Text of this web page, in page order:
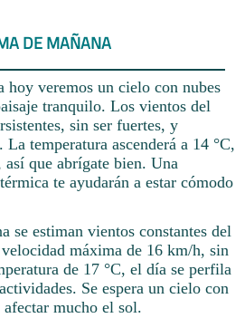
DE MAÑANA
hoy veremos un cielo con nubes
tranquilo. Los vientos del
sin ser fuertes, y
temperatura ascenderá a 14 °C,
que abrígate bien. Una
te ayudarán a estar cómodo
se estiman vientos constantes del
máxima de 16 km/h, sin
de 17 °C, el día se perfila
Se espera un cielo con
mucho el sol.